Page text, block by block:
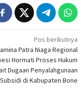
Pos berikutnya
Patra Niaga Regional
Hormati Proses Hukum
Dugaan Penyalahgunaan
di Kabupaten Bone